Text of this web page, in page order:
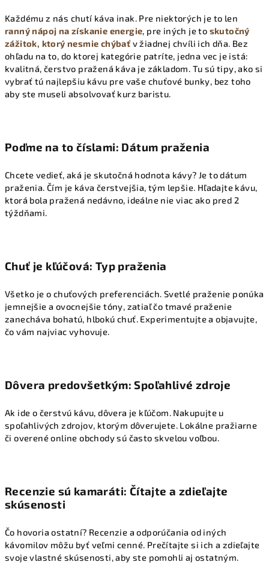
Každému z nás chutí káva inak. Pre niektorých je to len
ranný nápoj na získanie energie, pre iných je to skutočný
zážitok, ktorý nesmie chýbať v žiadnej chvíli ich dňa. Bez
ohľadu na to, do ktorej kategórie patríte, jedna vec je istá:
kvalitná, čerstvo pražená káva je základom. Tu sú tipy, ako si
vybrať tú najlepšiu kávu pre vaše chuťové bunky, bez toho
aby ste museli absolvovať kurz baristu.
Poďme na to číslami: Dátum praženia
Chcete vedieť, aká je skutočná hodnota kávy? Je to dátum
praženia. Čím je káva čerstvejšia, tým lepšie. Hľadajte kávu,
ktorá bola pražená nedávno, ideálne nie viac ako pred 2
týždňami.
Chuť je kľúčová: Typ praženia
Všetko je o chuťových preferenciách. Svetlé praženie ponúka
jemnejšie a ovocnejšie tóny, zatiaľ čo tmavé praženie
zanecháva bohatú, hlbokú chuť. Experimentujte a objavujte,
čo vám najviac vyhovuje.
Dôvera predovšetkým: Spoľahlivé zdroje
Ak ide o čerstvú kávu, dôvera je kľúčom. Nakupujte u
spoľahlivých zdrojov, ktorým dôverujete. Lokálne pražiarne
či overené online obchody sú často skvelou voľbou.
Recenzie sú kamaráti: Čítajte a zdieľajte
skúsenosti
Čo hovoria ostatní? Recenzie a odporúčania od iných
kávomilov môžu byť veľmi cenné. Prečítajte si ich a zdieľajte
svoje vlastné skúsenosti, aby ste pomohli aj ostatným.